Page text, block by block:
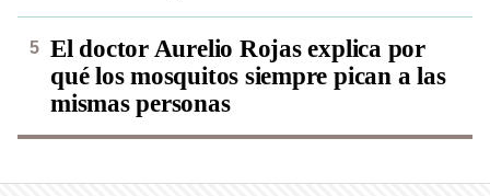
El doctor Aurelio Rojas explica por
qué los mosquitos siempre pican a las
mismas personas